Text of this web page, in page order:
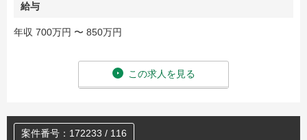
給与
年収 700万円 〜 850万円
この求人を見る
案件番号：172233 / 116